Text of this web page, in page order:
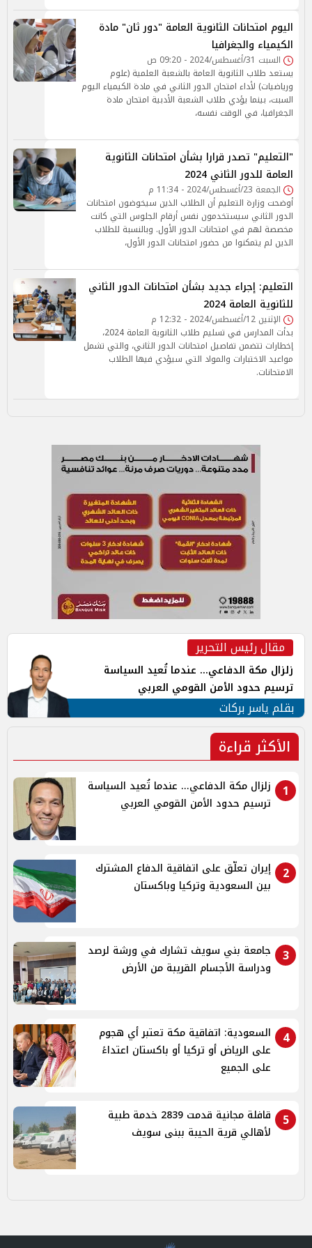
اليوم امتحانات الثانوية العامة "دور ثان" مادة
الكيمياء والجغرافيا
السبت 31/أغسطس/2024 - 09:20 ص
يستعد طلاب الثانوية العامة بالشعبة العلمية (علوم
ورياضيات) لأداء امتحان الدور الثاني في مادة الكيمياء اليوم
السبت، بينما يؤدي طلاب الشعبة الأدبية امتحان مادة
الجغرافيا، في الوقت نفسه،
"التعليم" تصدر قرارا بشأن امتحانات الثانوية
العامة للدور الثاني 2024
الجمعة 23/أغسطس/2024 - 11:34 م
أوضحت وزارة التعليم أن الطلاب الذين سيخوضون امتحانات
الدور الثاني سيستخدمون نفس أرقام الجلوس التي كانت
مخصصة لهم في امتحانات الدور الأول. وبالنسبة للطلاب
الذين لم يتمكنوا من حضور امتحانات الدور الأول،
التعليم: إجراء جديد بشأن امتحانات الدور الثاني
للثانوية العامة 2024
الإثنين 12/أغسطس/2024 - 12:32 م
بدأت المدارس في تسليم طلاب الثانوية العامة 2024،
إخطارات تتضمن تفاصيل امتحانات الدور الثاني، والتي تشمل
مواعيد الاختبارات والمواد التي سيؤدي فيها الطلاب
الامتحانات.
مقال رئيس التحرير
زلزال مكة الدفاعي... عندما تُعيد السياسة
ترسيم حدود الأمن القومي العربي
بقلم ياسر بركات
الأكثر قراءة
1
زلزال مكة الدفاعي... عندما تُعيد السياسة
ترسيم حدود الأمن القومي العربي
2
إيران تعلّق على اتفاقية الدفاع المشترك
بين السعودية وتركيا وباكستان
3
جامعة بني سويف تشارك في ورشة لرصد
ودراسة الأجسام القريبة من الأرض
4
السعودية: اتفاقية مكة تعتبر أي هجوم
على الرياض أو تركيا أو باكستان اعتداءً
على الجميع
5
قافلة مجانية قدمت 2839 خدمة طبية
لأهالي قرية الحيبة ببنى سويف